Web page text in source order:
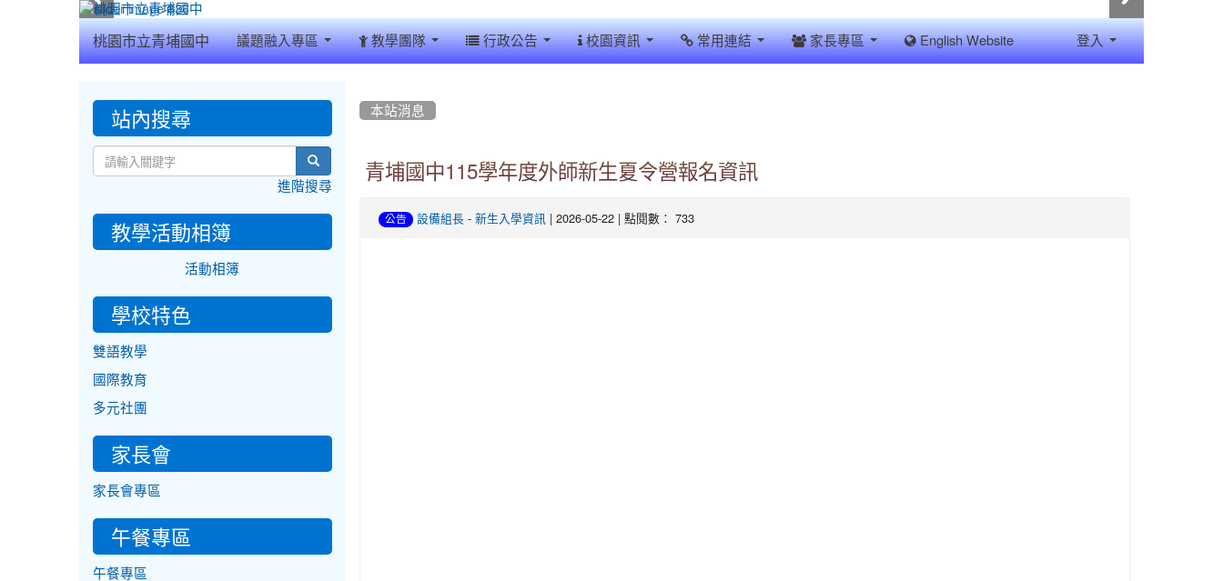
桃園市立青埔國中 議題融入專區 教學團隊 行政公告 校園資訊 常用連結 家長專區 English Website 登入
本站消息
青埔國中115學年度外師新生夏令營報名資訊
公告 設備組長- 新生入學資訊| 2026-05-22 | 點閱數： 733
::: 站內搜尋
search
進階搜尋
教學活動相簿
活動相簿
學校特色
雙語教學
國際教育
多元社團
家長會
家長會專區
午餐專區
午餐專區